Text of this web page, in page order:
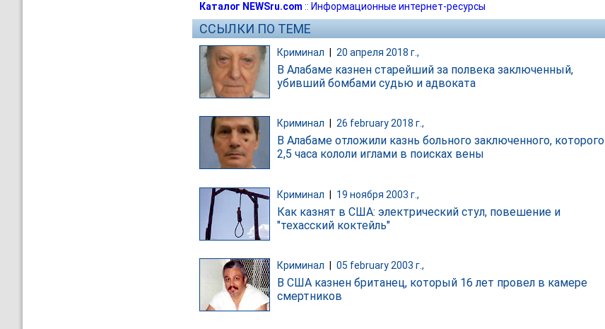
Каталог NEWSru.com :: Информационные интернет-ресурсы
ССЫЛКИ ПО ТЕМЕ
Криминал 20 апреля 2018 г.,
В Алабаме казнен старейший за полвека заключенный,
убивший бомбами судью и адвоката
Криминал 26 february 2018 г.,
В Алабаме отложили казнь больного заключенного, которого
2,5 часа кололи иглами в поисках вены
Криминал | 19 ноября 2003 г.,
Как казнят в США: электрический стул, повешение и
"техасский коктейль"
Криминал 05 february 2003 г.,
В США казнен британец, который 16 лет провел в камере
смертников